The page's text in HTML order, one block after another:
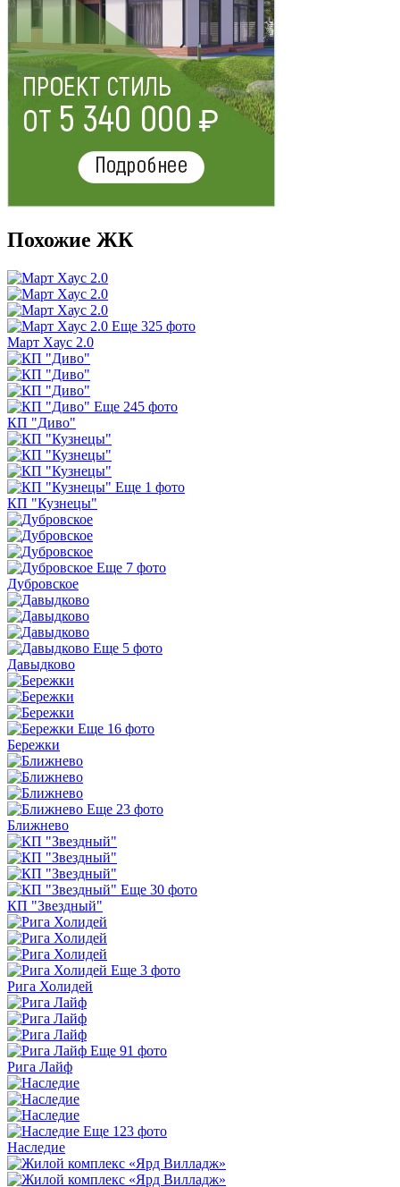
Похожие ЖК
Еще 325 фото
Март Хаус 2.0
Еще 245 фото
КП "Диво"
Еще 1 фото
КП "Кузнецы"
Еще 7 фото
Дубровское
Еще 5 фото
Давыдково
Еще 16 фото
Бережки
Еще 23 фото
Ближнево
Еще 30 фото
КП "Звездный"
Еще 3 фото
Рига Холидей
Еще 91 фото
Рига Лайф
Еще 123 фото
Наследие